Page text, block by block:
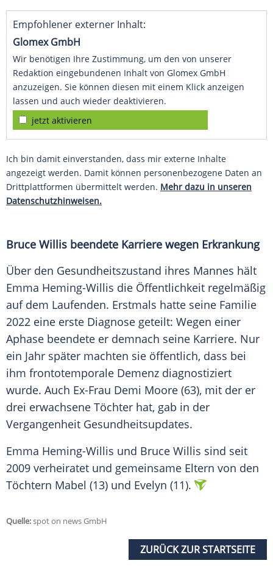
Empfohlener externer Inhalt:
Glomex GmbH
Wir benötigen Ihre Zustimmung, um den von unserer
Redaktion eingebundenen Inhalt von Glomex GmbH
anzuzeigen. Sie können diesen mit einem Klick anzeigen
lassen und auch wieder deaktivieren.
jetzt aktivieren
Ich bin damit einverstanden, dass mir externe Inhalte
angezeigt werden. Damit können personenbezogene Daten an
Drittplattformen übermittelt werden. Mehr dazu in unseren
Datenschutzhinweisen.
Bruce Willis beendete Karriere wegen Erkrankung
Über den Gesundheitszustand ihres Mannes hält
Emma Heming-Willis die Öffentlichkeit regelmäßig
auf dem Laufenden. Erstmals hatte seine Familie
2022 eine erste Diagnose geteilt: Wegen einer
Aphase beendete er demnach seine Karriere. Nur
ein Jahr später machten sie öffentlich, dass bei
ihm frontotemporale Demenz diagnostiziert
wurde. Auch Ex-Frau Demi Moore (63), mit der er
drei erwachsene Töchter hat, gab in der
Vergangenheit Gesundheitsupdates.
Emma Heming-Willis und Bruce Willis sind seit
2009 verheiratet und gemeinsame Eltern von den
Töchtern Mabel (13) und Evelyn (11).
Quelle:spot on news GmbH
ZURÜCK ZUR STARTSEITE